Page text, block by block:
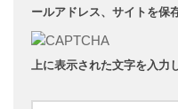
ールアドレス、サイトを保
上に表示された文字を入力